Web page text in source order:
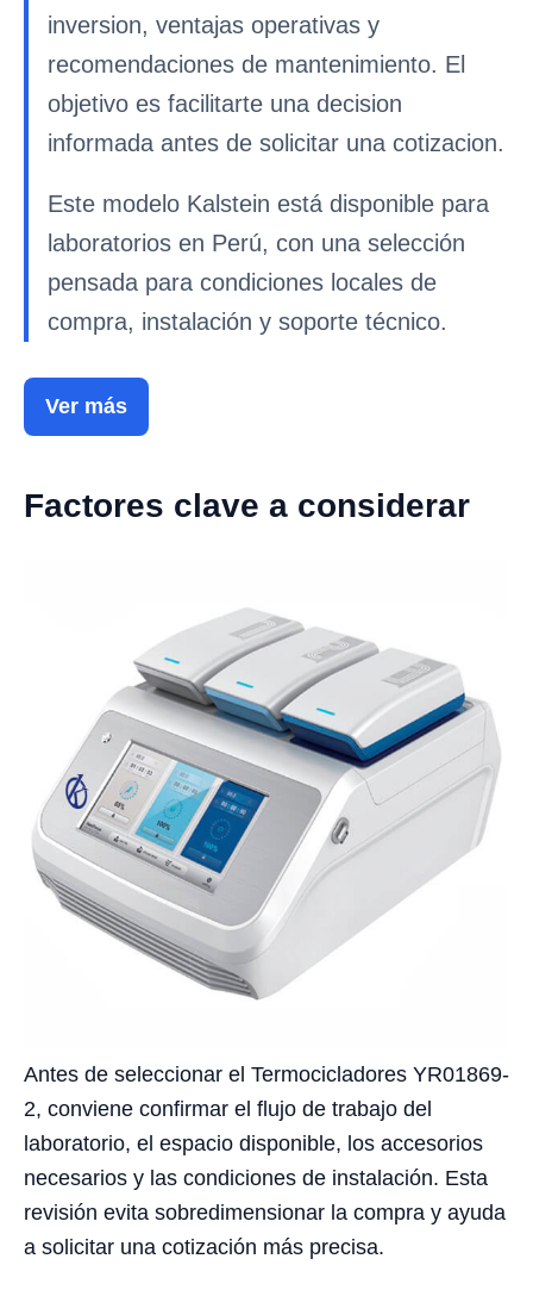
inversion, ventajas operativas y
recomendaciones de mantenimiento. El
objetivo es facilitarte una decision
informada antes de solicitar una cotizacion.
Este modelo Kalstein está disponible para
laboratorios en Perú, con una selección
pensada para condiciones locales de
compra, instalación y soporte técnico.
Ver más
Factores clave a considerar
Antes de seleccionar el Termocicladores YR01869-
2, conviene confirmar el flujo de trabajo del
laboratorio, el espacio disponible, los accesorios
necesarios y las condiciones de instalación. Esta
revisión evita sobredimensionar la compra y ayuda
a solicitar una cotización más precisa.